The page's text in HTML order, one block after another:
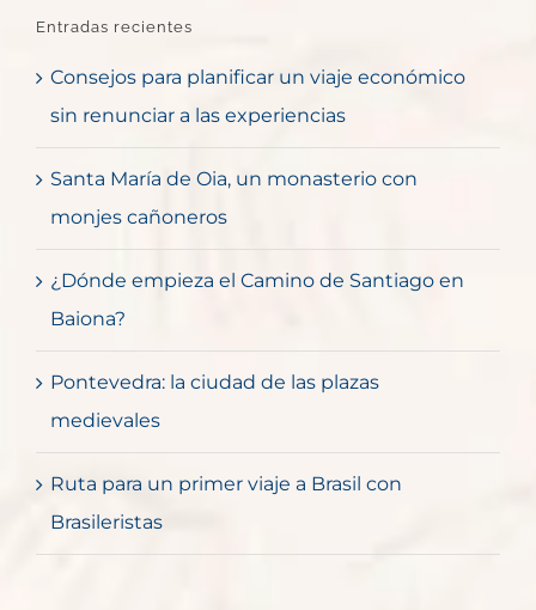
Entradas recientes
Consejos para planificar un viaje económico
sin renunciar a las experiencias
Santa María de Oia, un monasterio con
monjes cañoneros
¿Dónde empieza el Camino de Santiago en
Baiona?
Pontevedra: la ciudad de las plazas
medievales
Ruta para un primer viaje a Brasil con
Brasileristas